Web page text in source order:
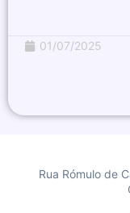
01/07/2025
Rua Rómulo de